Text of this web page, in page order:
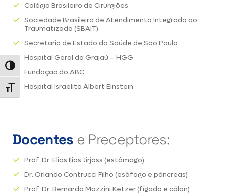
Alternar alto contraste
Alternar tamanho da fonte
Colégio Brasileiro de Cirurgiões
Sociedade Brasileira de Atendimento Integrado ao
Traumatizado (SBAIT)
Secretaria de Estado da Saúde de São Paulo
Hospital Geral do Grajaú – HGG
Fundação do ABC
Hospital Israelita Albert Einstein
Docentes e Preceptores:
Prof. Dr. Elias Ilias Jirjoss (estômago)
Dr. Orlando Contrucci Filho (esôfago e pâncreas)
Prof. Dr. Bernardo Mazzini Ketzer (fígado e cólon)